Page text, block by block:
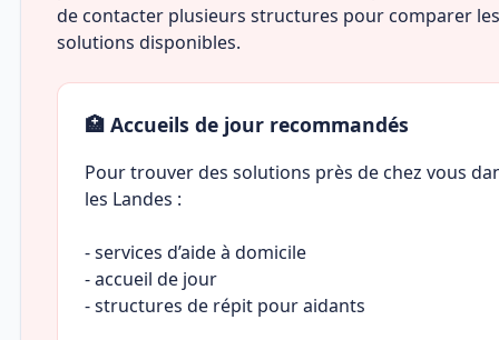
de contacter plusieurs structures pour comparer les
solutions disponibles.
🏥 Accueils de jour recommandés
Pour trouver des solutions près de chez vous
les Landes :
- services d’aide à domicile
- accueil de jour
- structures de répit pour aidants